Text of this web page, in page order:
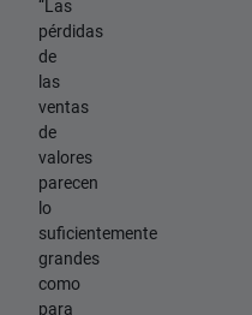
“Las
pérdidas
de
las
ventas
de
valores
parecen
lo
suficientemente
grandes
como
para